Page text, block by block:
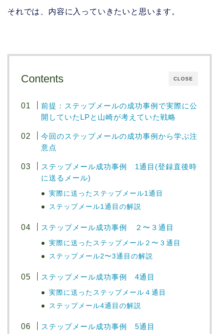
それでは、内容に入っていきたいと思います。
CLOSE
Contents
前提：ステップメールの成功事例で実際に公
開していたLPと山崎が考えていた戦略
今回のステップメールの成功事例から学ぶ注
意点
ステップメール成功事例 1通目(登録直後時
に送るメール)
実際に送ったステップメール1通目
ステップメール1通目の解説
ステップメール成功事例 ２〜３通目
実際に送ったステップメール２〜３通目
ステップメール2〜3通目の解説
ステップメール成功事例 4通目
実際に送ったステップメール４通目
ステップメール4通目の解説
ステップメール成功事例 5通目